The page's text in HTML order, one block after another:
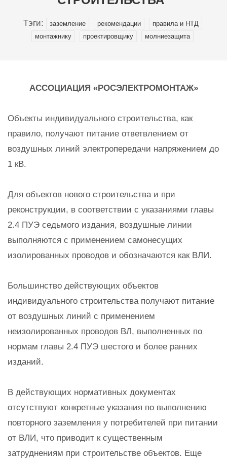
Тэги: заземление рекомендации
правила и НТД
монтажнику
проектировщику молниезащита
АССОЦИАЦИЯ «РОСЭЛЕКТРОМОНТАЖ»
Объекты индивидуального строительства, как
правило, получают питание ответвлением от
воздушных линий электропередачи напряжением до
1 кВ.
Для объектов нового строительства и при
реконструкции, в соответствии с указаниями главы
2.4 ПУЭ седьмого издания, воздушные линии
выполняются с применением самонесущих
изолированных проводов и обозначаются как ВЛИ.
Большинство действующих объектов
индивидуального строительства получают питание
от воздушных линий с применением
неизолированных проводов ВЛ, выполненных по
нормам главы 2.4 ПУЭ шестого и более ранних
изданий.
В действующих нормативных документах
отсутствуют конкретные указания по выполнению
повторного заземления у потребителей при питании
от ВЛИ, что приводит к существенным
затруднениям при строительстве объектов. Еще